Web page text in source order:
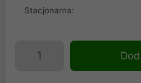
Stacjonarna: